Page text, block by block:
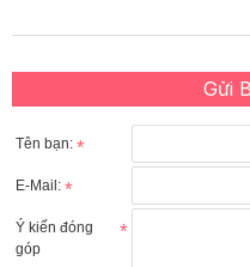
Gửi
Tên bạn:
E-Mail:
Ý kiến đóng
góp